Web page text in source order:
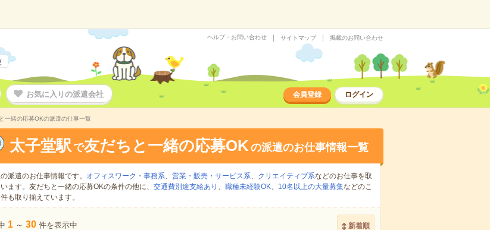
ヘルプ・お問い合わせ サイトマップ 掲載のお問い合わせ
お気に入りの派遣会社 会員登録 ログイン
一緒の応募OKの派遣の仕事一覧
太子堂駅 で友だちと一緒の応募OKの派遣のお仕事情報一覧
派遣のお仕事情報です。 オフィスワーク・事務系、 営業・販売・サービス系、 クリエイティブ系などのお仕事を取
ます。友だちと一緒の応募OKの条件の他に、 交通費別途支給あり 、 職種未経験OK、 10名以上の大量募集などのこ
も取り揃えています。
1 ～ 30 件を表示中 新着順